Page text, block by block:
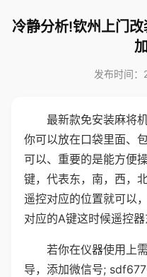
冷静分析!钦州上门
发布时间
最新款免安装麻将
你可以放在口袋里面、
可以、重要的是能方便
键，代表东，南，西，
遥控对应的位置就可以
对应的A键这时候遥控器
若你在仪器使用上
导，添加微信号;